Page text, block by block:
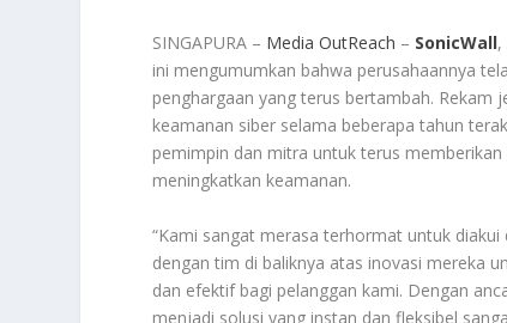
SINGAPURA – Media OutReach – SonicWall,
ini mengumumkan bahwa perusahaannya
penghargaan yang terus bertambah. Rekam
keamanan siber selama beberapa tahun
pemimpin dan mitra untuk terus
meningkatkan keamanan.
“Kami sangat merasa terhormat untuk
dengan tim di baliknya atas inovasi mereka
dan efektif bagi pelanggan kami. Dengan
menjadi solusi yang instan dan fleksibel